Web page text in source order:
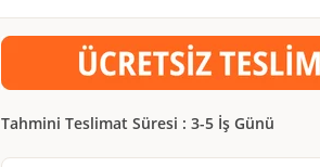
Tahmini Teslimat Süresi : 3-5 İş Günü